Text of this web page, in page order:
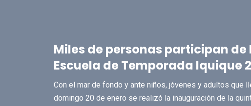
Miles de personas participan
Escuela de Temporada Iquique
Con el mar de fondo y ante niños, jóvenes y adultos que
domingo 20 de enero se realizó la inauguración de la